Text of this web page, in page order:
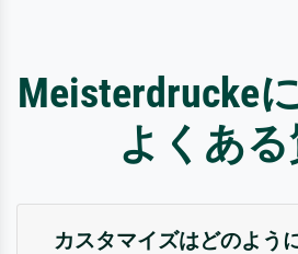
Meisterdrucke
よくある
カスタマイズはどのよう